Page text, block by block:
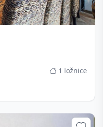
1 ložnice